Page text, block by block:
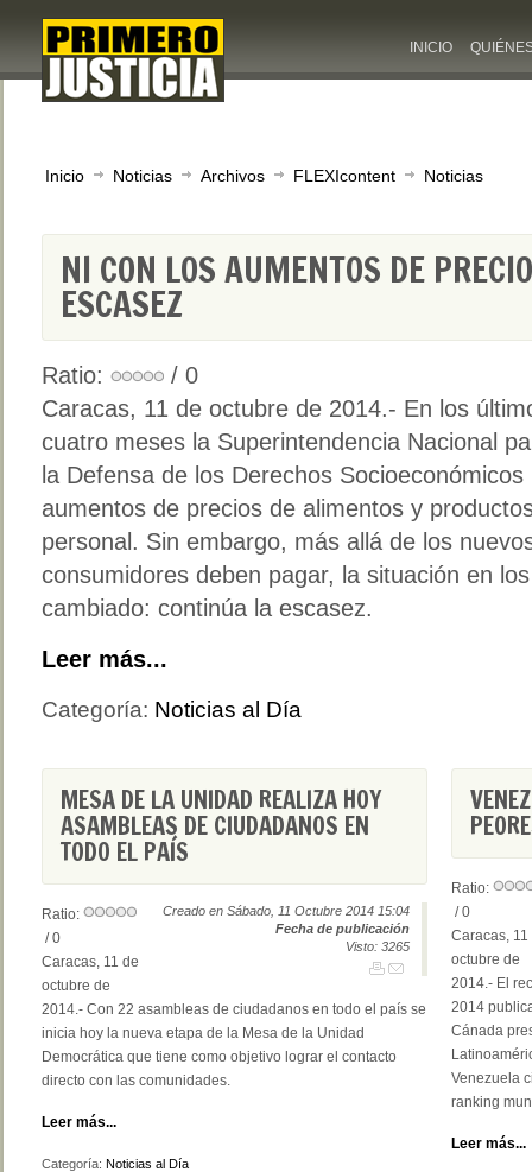
INICIO
Inicio Noticias Archivos FLEXIcontent Noticias
NI CON LOS AUMENTOS DE
ESCASEZ
Ratio:
/ 0
Caracas, 11 de octubre de 2014.- En los
cuatro meses la Superintendencia Nacional
la Defensa de los Derechos
aumentos de precios de alimentos y
personal. Sin embargo, más allá de los
consumidores deben pagar, la situación en
cambiado: continúa la escasez.
Leer más...
Categoría: Noticias al Día
MESA DE LA UNIDAD REALIZA HOY
ASAMBLEAS DE CIUDADANOS EN
TODO EL PAÍS
Creado en Sábado, 11 Octubre 2014 15:04
Fecha de publicación
Visto: 3265
Ratio:
/ 0
Caracas, 11 de
octubre de
2014.- Con 22 asambleas de ciudadanos en todo el país se
inicia hoy la nueva etapa de la Mesa de la Unidad
Democrática que tiene como objetivo lograr el contacto
directo con las comunidades.
Leer más...
Categoría: Noticias al Día
Ratio:
/ 0
Caracas, 11
octubre de
2014.- El
2014
Cánada
Venezuela
ranking
Leer más...